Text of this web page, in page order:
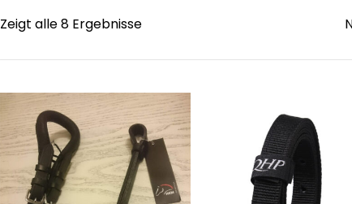
Zeigt alle 8 ErgebnisseSorted
popularity